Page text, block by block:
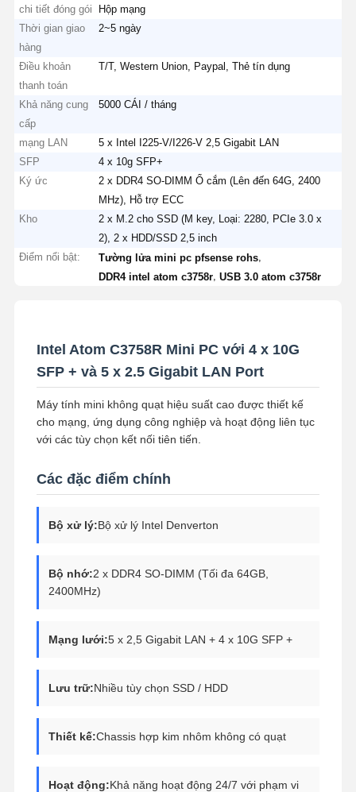
chi tiết đóng gói
Hộp mạng
Thời gian giao
hàng
2~5 ngày
Điều khoản
thanh toán
T/T, Western Union, Paypal, Thẻ tín dụng
Khả năng cung
cấp
5000 CÁI / tháng
mạng LAN
5 x Intel I225-V/I226-V 2,5 Gigabit LAN
SFP
4 x 10g SFP+
Ký ức
2 x DDR4 SO-DIMM Ổ cắm (Lên đến 64G, 2400
MHz), Hỗ trợ ECC
Kho
2 x M.2 cho SSD (M key, Loại: 2280, PCIe 3.0 x
2), 2 x HDD/SSD 2,5 inch
Điểm nổi bật:
Tường lửa mini pc pfsense rohs
DDR4 intel atom c3758r ,USB 3.0 atom c3758r
Intel Atom C3758R Mini PC với 4 x 10G
SFP + và 5 x 2.5 Gigabit LAN Port
Máy tính mini không quạt hiệu suất cao được thiết kế
cho mạng, ứng dụng công nghiệp và hoạt động liên tục
với các tùy chọn kết nối tiên tiến.
Các đặc điểm chính
Bộ xử lý:Bộ xử lý Intel Denverton
Bộ nhớ:2 x DDR4 SO-DIMM (Tối đa 64GB,
2400MHz)
Mạng lưới:5 x 2,5 Gigabit LAN + 4 x 10G SFP +
Lưu trữ:Nhiều tùy chọn SSD / HDD
Thiết kế:Chassis hợp kim nhôm không có quạt
Hoạt động:Khả năng hoạt động 24/7 với phạm vi